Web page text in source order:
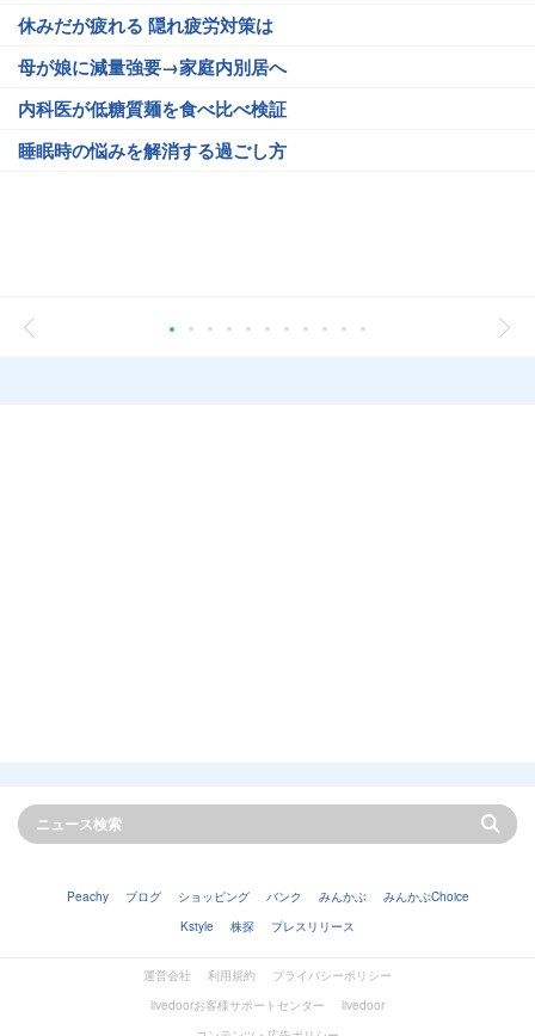
休みだが疲れる 隠れ疲労対策は
母が娘に減量強要→家庭内別居へ
内科医が低糖質麺を食べ比べ検証
睡眠時の悩みを解消する過ごし方
Peachy ブログ ショッピング バンク みんかぶ
みんかぶChoice
Kstyle
株探 プレスリリース
運営会社 利用規約
プライバシーポリシー
livedoorお客様サポートセンター
livedoor